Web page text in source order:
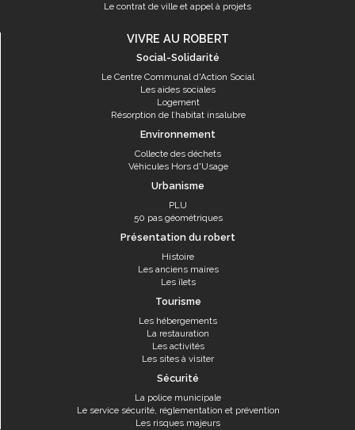
Le contrat de ville et appel à projets
VIVRE AU ROBERT
Social-Solidarité
Le Centre Communal d'Action Social
Les aides sociales
Logement
Résorption de l’habitat insalubre
Environnement
Collecte des déchets
Véhicules Hors d'Usage
Urbanisme
PLU
50 pas géométriques
Présentation du robert
Histoire
Les anciens maires
Les îlets
Tourisme
Les hébergements
La restauration
Les activités
Les sites à visiter
Sécurité
La police municipale
Le service sécurité, réglementation et prévention
Les risques majeurs